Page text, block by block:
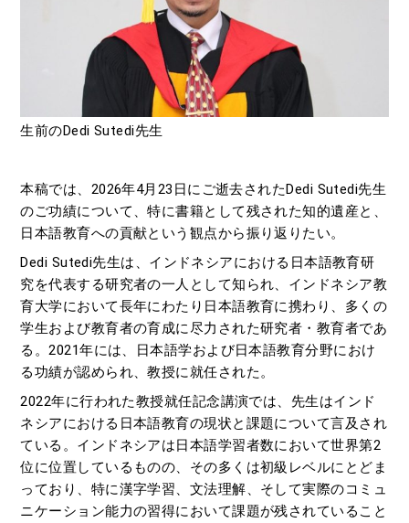
生前のDedi Sutedi先生
本稿では、2026年4月23日にご逝去されたDedi Sutedi先生
のご功績について、特に書籍として残された知的遺産と、
日本語教育への貢献という観点から振り返りたい。
Dedi Sutedi先生は、インドネシアにおける日本語教育研
究を代表する研究者の一人として知られ、インドネシア教
育大学において長年にわたり日本語教育に携わり、多くの
学生および教育者の育成に尽力された研究者・教育者であ
る。2021年には、日本語学および日本語教育分野におけ
る功績が認められ、教授に就任された。
2022年に行われた教授就任記念講演では、先生はインド
ネシアにおける日本語教育の現状と課題について言及され
ている。インドネシアは日本語学習者数において世界第2
位に位置しているものの、その多くは初級レベルにとどま
っており、特に漢字学習、文法理解、そして実際のコミュ
ニケーション能力の習得において課題が残されていること